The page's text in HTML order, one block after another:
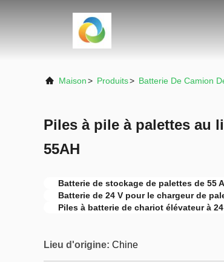
Maison> Produits> Batterie De Camion
Piles à pile à palettes au
55AH
Batterie de stockage de palettes de 55
Batterie de 24 V pour le chargeur de
Piles à batterie de chariot élévateur à
Lieu d'origine: Chine